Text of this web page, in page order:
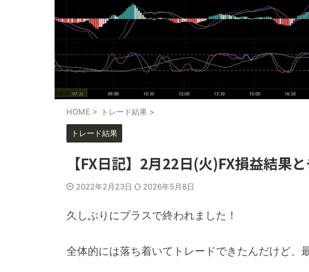
HOME > トレード結果 >
トレード結果
【FX日記】2月22日(火)FX損益結果
2022年2月23日 2026年5月8日
久しぶりにプラスで終われました！
全体的には落ち着いてトレードできたんだけど、